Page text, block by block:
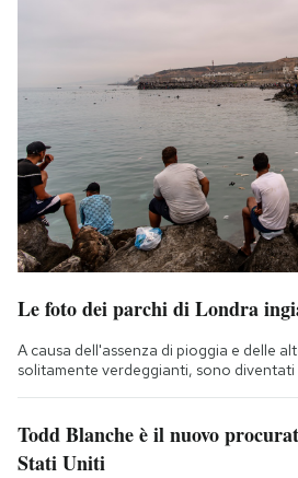
Le foto dei parchi di Londra
A causa dell'assenza di pioggia e delle
solitamente verdeggianti, sono diventati
Todd Blanche è il nuovo
Stati Uniti